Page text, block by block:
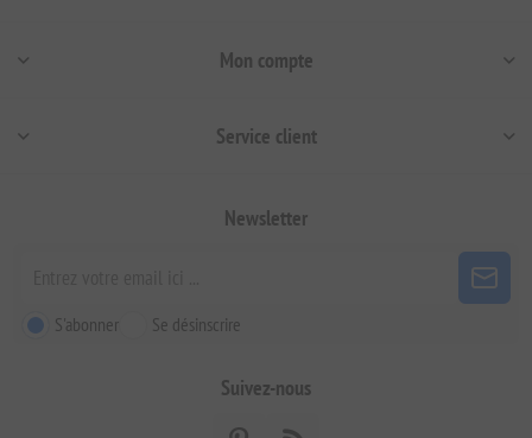
Mon compte
Service client
Newsletter
S'abonner Se désinscrire
Suivez-nous